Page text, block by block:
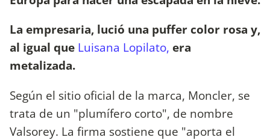
La empresaria, lució una puffer color rosa y,
al igual que Luisana Lopilato, era
metalizada.
Según el sitio oficial de la marca, Moncler, se
trata de un "plumífero corto", de nombre
Valsorey. La firma sostiene que "aporta el